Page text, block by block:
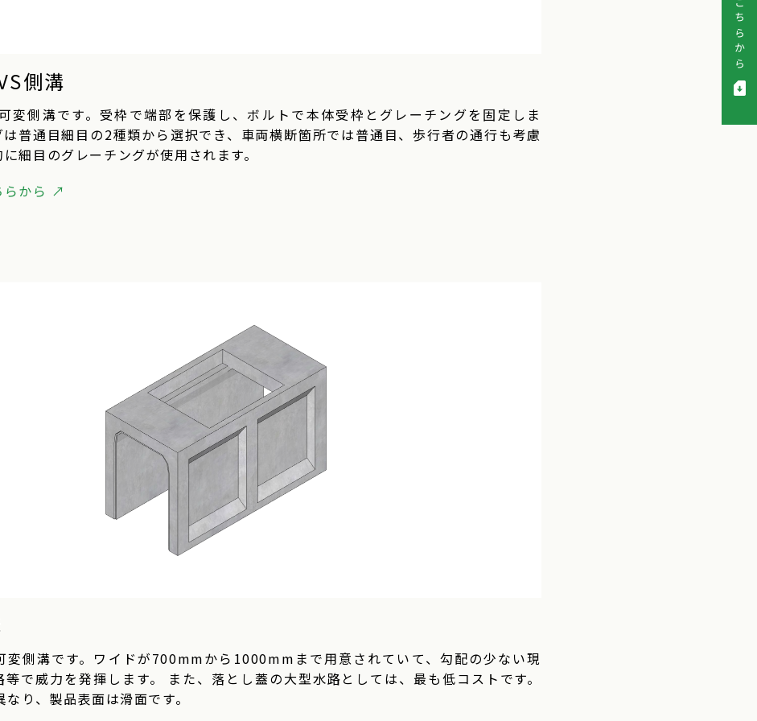
側溝
変側溝です。受枠で端部を保護し、ボルトで本体受枠とグレーチングを固定しま
普通目細目の2種類から選択でき、車両横断箇所では普通目、歩行者の通行も考慮
細目のグレーチングが使用されます。
らから ↗︎
変側溝です。ワイドが700mmから1000mmまで用意されていて、勾配の少ない現
で威力を発揮します。 また、落とし蓋の大型水路としては、最も低コストです。
り、製品表面は滑面です。